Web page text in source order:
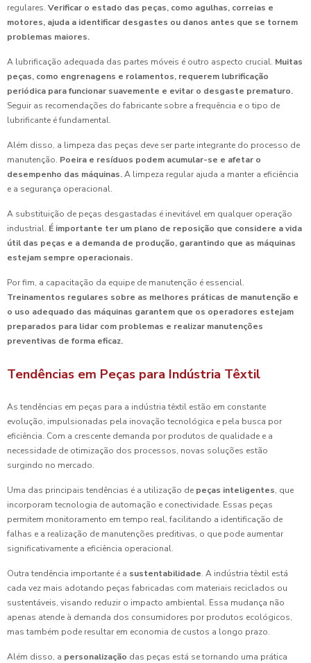
regulares. Verificar o estado das peças, como agulhas, correias e
motores, ajuda a identificar desgastes ou danos antes que se tornem
problemas maiores.
A lubrificação adequada das partes móveis é outro aspecto crucial. Muitas
peças, como engrenagens e rolamentos, requerem lubrificação
periódica para funcionar suavemente e evitar o desgaste prematuro.
Seguir as recomendações do fabricante sobre a frequência e o tipo de
lubrificante é fundamental.
Além disso, a limpeza das peças deve ser parte integrante do processo de
manutenção. Poeira e resíduos podem acumular-se e afetar o
desempenho das máquinas.A limpeza regular ajuda a manter a eficiência
e a segurança operacional.
A substituição de peças desgastadas é inevitável em qualquer operação
industrial. É importante ter um plano de reposição que considere a vida
útil das peças e a demanda de produção, garantindo que as máquinas
estejam sempre operacionais.
Por fim, a capacitação da equipe de manutenção é essencial.
Treinamentos regulares sobre as melhores práticas de manutenção e
o uso adequado das máquinas garantem que os operadores estejam
preparados para lidar com problemas e realizar manutenções
preventivas de forma eficaz.
Tendências em Peças para Indústria Têxtil
As tendências em peças para a indústria têxtil estão em constante
evolução, impulsionadas pela inovação tecnológica e pela busca por
eficiência. Com a crescente demanda por produtos de qualidade e a
necessidade de otimização dos processos, novas soluções estão
surgindo no mercado.
Uma das principais tendências é a utilização de peças inteligentes, que
incorporam tecnologia de automação e conectividade. Essas peças
permitem monitoramento em tempo real, facilitando a identificação de
falhas e a realização de manutenções preditivas, o que pode aumentar
significativamente a eficiência operacional.
Outra tendência importante é a sustentabilidade. A indústria têxtil está
cada vez mais adotando peças fabricadas com materiais reciclados ou
sustentáveis, visando reduzir o impacto ambiental. Essa mudança não
apenas atende à demanda dos consumidores por produtos ecológicos,
mas também pode resultar em economia de custos a longo prazo.
Além disso, a personalização das peças está se tornando uma prática